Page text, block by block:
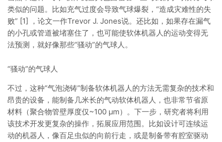
类似的问题。比如充气过度会导致气球爆裂，“造成灾难性的失
败” [1] ，论文一作Trevor J. Jones说。还比如，如果存在漏气
的小孔或管道被堵塞住了，也可能使软体机器人的运动变得无
法预测，就好像那些“骚动”的气球人。
“骚动”的气球人
不过，这种“气泡浇铸”制备软体机器人的方法无需复杂的技术和
昂贵的设备，能制备几米长的气动软体机器人，也非常节省原
材料（聚合物管壁厚度仅~100 μm）。下一步，研究者将利用
该技术开发更复杂的操作，拓展应用范围。比如设计可连续运
动的机器人，像百足虫似的向前行走，或是制备带有腔室驱动